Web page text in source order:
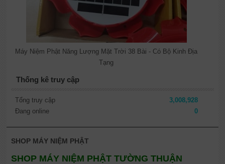
Máy Niệm Phật Năng Lượng Mặt Trời 38 Bài - Có Bộ Kinh Địa
Tạng
Thống kê truy cập
Tổng truy cập
3,008,928
Đang online
0
SHOP MÁY NIỆM PHẬT
SHOP MÁY NIỆM PHẬT TƯỜNG THUẬN